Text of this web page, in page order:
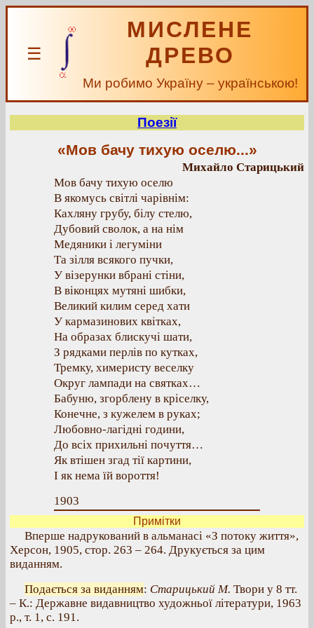
☰
МИСЛЕНЕ
ДРЕВО
Ми робимо Україну – українською!
Поезії
«Мов бачу тихую оселю...»
Михайло Старицький
Мов бачу тихую оселю
В якомусь світлі чарівнім:
Кахляну грубу, білу стелю,
Дубовий сволок, а на нім
Медяники і легуміни
Та зілля всякого пучки,
У візерунки вбрані стіни,
В віконцях мутяні шибки,
Великий килим серед хати
У кармазинових квітках,
На образах блискучі шати,
З рядками перлів по кутках,
Тремку, химеристу веселку
Округ лампади на святках…
Бабуню, згорблену в кріселку,
Конечне, з кужелем в руках;
Любовно-лагідні години,
До всіх прихильні почуття…
Як втішен згад тії картини,
І як нема їй вороття!
1903
Примітки
Вперше надрукований в альманасі «З потоку життя»,
Херсон, 1905, стор. 263 – 264. Друкується за цим
виданням.
Подається за виданням: Старицький М. Твори у 8 тт.
– К.: Державне видавництво художньої літератури, 1963
р., т. 1, с. 191.